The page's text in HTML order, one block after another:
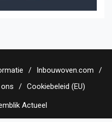
Inbouwoven.com
Cookiebeleid (EU)
Actueel